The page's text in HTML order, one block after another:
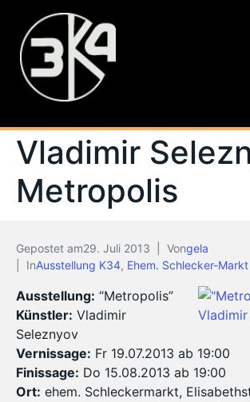
Vladimir
Metropolis
Gepostet am29. Juli 2013 Vongela
InAusstellung K34, Ehem. Schlecker-Markt
Ausstellung: “Metropolis”
Künstler: Vladimir
Seleznyov
Vernissage: Fr 19.07.2013 ab 19:00
Finissage: Do 15.08.2013 ab 19:00
Ort: ehem. Schleckermarkt,